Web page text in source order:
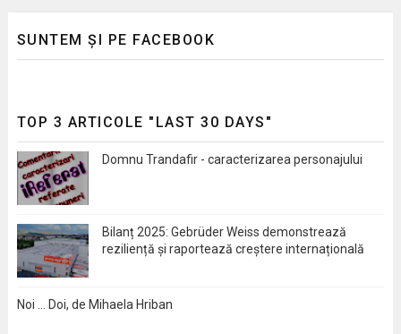
SUNTEM ȘI PE FACEBOOK
TOP 3 ARTICOLE "LAST 30 DAYS"
Domnu Trandafir - caracterizarea personajului
Bilanț 2025: Gebrüder Weiss demonstrează
reziliență și raportează creștere internațională
Noi … Doi, de Mihaela Hriban